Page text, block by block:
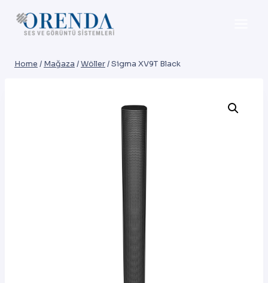
Home / Mağaza /Wöller/Sigma XV9T Black